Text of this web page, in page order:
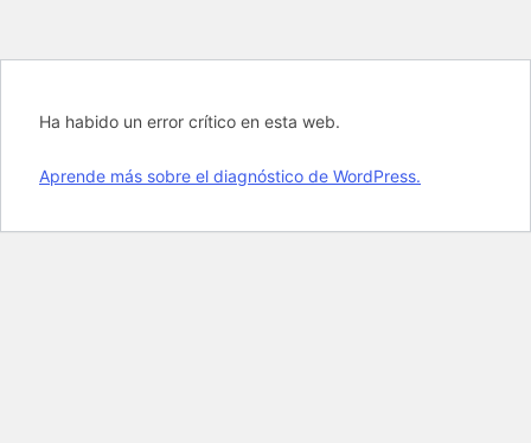
Ha habido un error crítico en esta web.
Aprende más sobre el diagnóstico de WordPress.